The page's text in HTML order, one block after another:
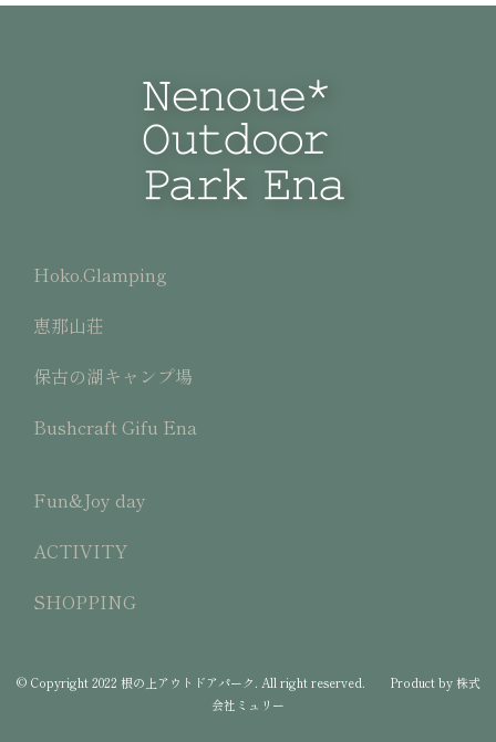
Hoko.Glamping
恵那山荘
保古の湖キャンプ場
Bushcraft Gifu Ena
Fun&Joy day
ACTIVITY
SHOPPING
© Copyright 2022 根の上アウトドアパーク. All right reserved. Product by 株式
会社ミュリー